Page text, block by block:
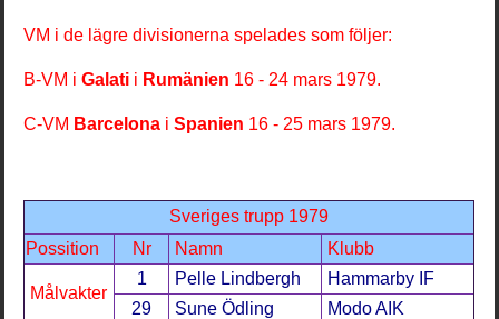
VM i de lägre divisionerna spelades som följer:
B-VM iGalati i Rumänien 16 - 24 mars 1979.
C-VM Barcelona iSpanien 16 - 25 mars 1979.
Sveriges trupp 1979
Possition
Nr Namn Klubb
Målvakter
1 Pelle Lindbergh
Hammarby IF
29
Sune Ödling Modo AIK